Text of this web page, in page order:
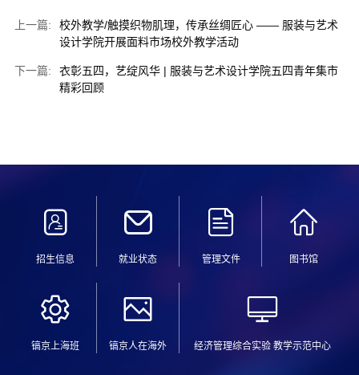
上一篇:
校外教学/触摸织物肌理，传承丝绸匠心 —— 服装与艺术
设计学院开展面料市场校外教学活动
下一篇:
衣彰五四，艺绽风华 | 服装与艺术设计学院五四青年集市
精彩回顾
招生信息 就业状态 管理文件 图书馆
镐京上海班 镐京人在海外 经济管理综合实验 教学示范中心